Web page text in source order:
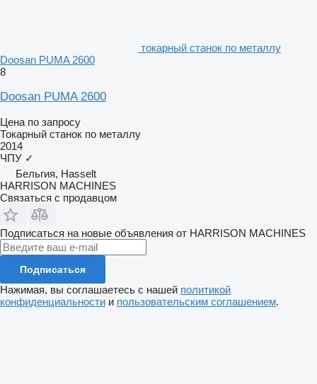
токарный станок по металлу
Doosan PUMA 2600
8
Doosan PUMA 2600
Цена по запросу
Токарный станок по металлу
2014
ЧПУ ✓
Бельгия, Hasselt
HARRISON MACHINES
Связаться с продавцом
Подписаться на новые объявления от HARRISON MACHINES
Подписаться
Нажимая, вы соглашаетесь с нашей политикой
конфиденциальности и пользовательским соглашением.